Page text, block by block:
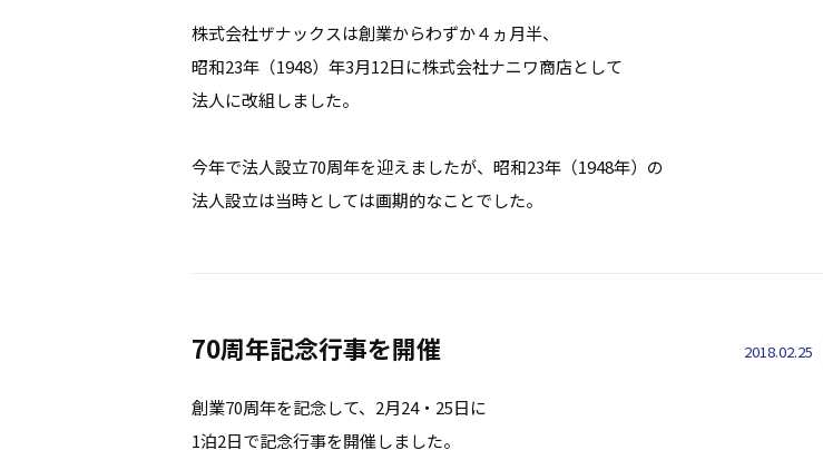
株式会社ザナックスは創業からわずか４ヵ月半、
昭和23年（1948）年3月12日に株式会社ナニワ商店として
法人に改組しました。
今年で法人設立70周年を迎えましたが、昭和23年（1948年）の
法人設立は当時としては画期的なことでした。
70周年記念行事を開催 2018.02.25
創業70周年を記念して、2月24・25日に
1泊2日で記念行事を開催しました。